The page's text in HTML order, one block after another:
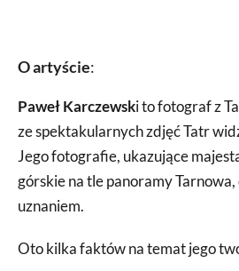
O artyście:
Paweł Karczewski to fotograf z
ze spektakularnych zdjęć Tatr
Jego fotografie, ukazujące
górskie na tle panoramy Tarnowa,
uznaniem.
Oto kilka faktów na temat jego